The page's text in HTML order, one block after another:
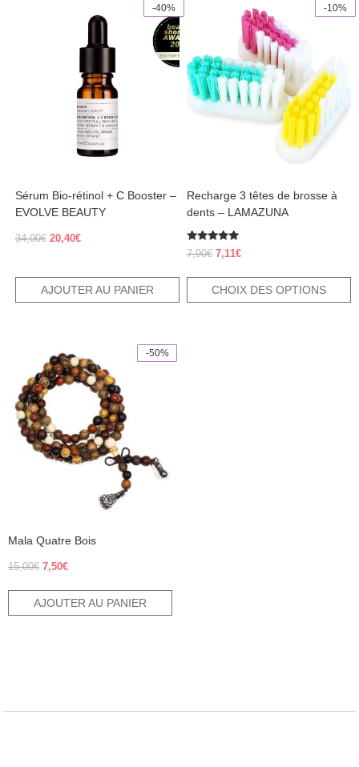
-40%
Sérum Bio-rétinol + C Booster –
EVOLVE BEAUTY
34,00€ Le
20,40€Le
AJOUTER AU PANIER
-10%
Recharge 3 têtes de brosse à
dents – LAMAZUNA
Note
5.00
7,90€ Le
initial
7,11€Le
actuel
CHOIX DES OPTIONS
plusieurs
variations.
Les
options
peuvent
du
produit
-50%
Mala Quatre Bois
15,00€ Le
initial
7,50€Le
actuel
AJOUTER AU PANIER